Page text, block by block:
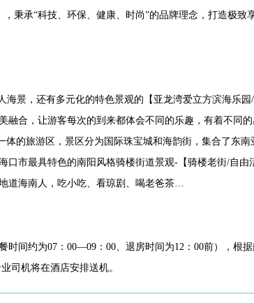
秉承“科技、环保、健康、时尚”的品牌理念，打造极致
景，还有多元化的特色景观的【亚龙湾爱立方滨海乐
合，让游客每次的到来都体会不同的乐趣，有着不同
的旅游区，景区分为国际珠宝城和海韵街，集合了东
市最具特色的南阳风格骑楼街道景观-【骑楼老街/自由
道海南人，吃小吃、看琼剧、喝老爸茶…
间约为07：00—09：00、退房时间为12：00前），根
司机将在酒店安排送机。